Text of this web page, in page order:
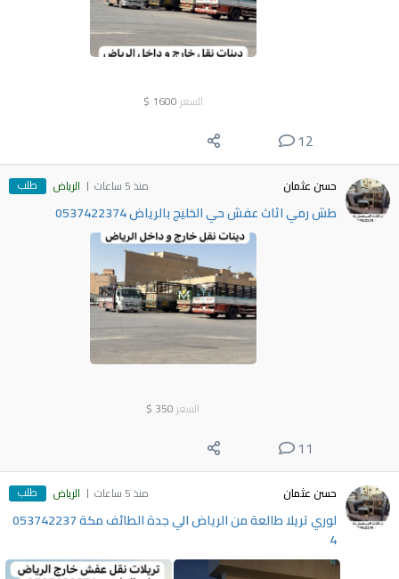
السعر 1600
$
12
حسن عثمان منذ 5 ساعات الرياض طلب
طش رمي اثاث عفش حي الخليج بالرياض 0537422374
السعر 350
$
11
حسن عثمان منذ 5 ساعات الرياض طلب
لوري تريلا طالعة من الرياض الي جدة الطائف مكة 053742237
4